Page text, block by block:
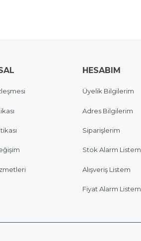
HESABIM
Üyelik Bilgilerim
Adres Bilgilerim
Siparişlerim
Stok Alarm Listem
Alışveriş Listem
Fiyat Alarm Listem